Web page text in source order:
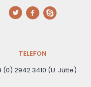
TELEFON
(0) 2942 3410 (U. Jütte)